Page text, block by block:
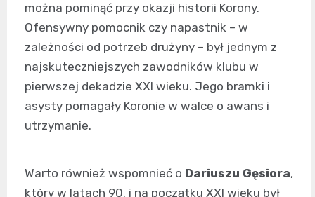
można pominąć przy okazji historii Korony.
Ofensywny pomocnik czy napastnik – w
zależności od potrzeb drużyny – był jednym z
najskuteczniejszych zawodników klubu w
pierwszej dekadzie XXI wieku. Jego bramki i
asysty pomagały Koronie w walce o awans i
utrzymanie.
Warto również wspomnieć o Dariuszu Gęsiora,
który w latach 90. i na początku XXI wieku był